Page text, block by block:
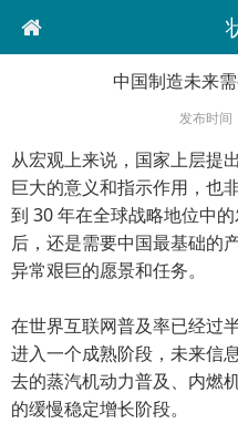
中国制造未来
发布时间
从宏观上来说，国家上层提
巨大的意义和指示作用，也
到 30 年在全球战略地位中
后，还是需要中国最基础的
异常艰巨的愿景和任务。
在世界互联网普及率已经过
进入一个成熟阶段，未来信
去的蒸汽机动力普及、内燃
的缓慢稳定增长阶段。